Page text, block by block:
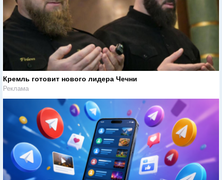
Кремль готовит нового лидера Чечни
Реклама